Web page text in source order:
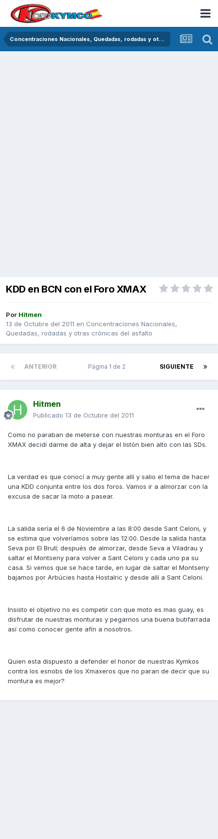
Concentraciones Nacionales, Quedadas, rodadas y otras crónicas del asfalto
KDD en BCN con el Foro XMAX
Por Hitmen
13 de Octubre del 2011 en Concentraciones Nacionales,
Quedadas, rodadas y otras crónicas del asfalto
ANTERIOR SIGUIENTE
Página 1 de 2
Hitmen
Publicado 13 de Octubre del 2011
Como no paraban de meterse con nuestras monturas en el Foro
XMAX decidí darme de alta y dejar el listón bien alto con las SDs.
La verdad es que conocí a muy gente allí y salio el tema de hacer
una KDD conjunta entre los dos foros. Vamos ir a almorzar con la
excusa de sacar la moto a pasear.
La salida sería el 6 de Noviembre a las 8:00 desde Sant Celoni, y
se estima que volveríamos sobre las 12:00. Desde la salida hasta
Seva por El Brull; después de almorzar, desde Seva a Viladrau y
saltar el Montseny para volver a Sant Celoni y cada uno pa su
casa. Si vemos que se hace tarde, en lugar de saltar el Montseny
bajamos por Arbúcies hasta Hostalric y desde allí a Sant Celoni.
Insisto el objetivo no es competir con que moto es mas guay, es
disfrutar de nuestras monturas y pegarnos una buena butifarrada
así como conocer gente afín a nosotros.
Quien esta dispuesto a defender el honor de nuestras Kymkos
contra los esnobs de los Xmaxeros que no paran de decir que su
montura es mejor?